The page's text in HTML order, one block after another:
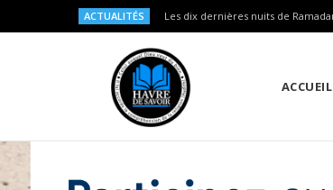
ACTUALITÉS Les dix dernières nuits de
ACCUEIL